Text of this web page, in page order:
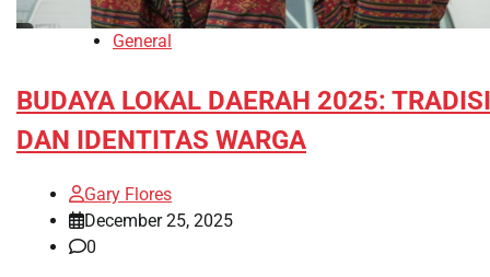
General
BUDAYA LOKAL DAERAH 2025: TRADISI
DAN IDENTITAS WARGA
Gary Flores
December 25, 2025
0